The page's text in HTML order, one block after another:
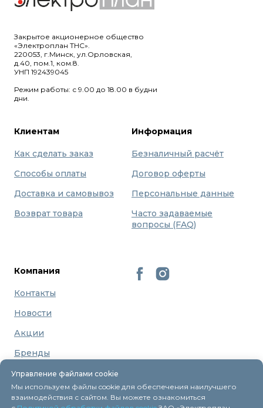
Управление файлами cookie
Мы используем файлы cookie для обеспечения наилучшего
взаимодействия с сайтом. Вы можете ознакомиться
Закрытое акционерное общество
«Электроплан ТНС».
220053, г.Минск, ул.Орловская,
д.40, пом.1, ком.8.
УНП 192439045
Режим работы: с 9.00 до 18.00 в будни
дни.
Клиентам
Как сделать заказ
Способы оплаты
Доставка и самовывоз
Возврат товара
Информация
Безналичный расчёт
Договор оферты
Персональные данные
Часто задаваемые
вопросы (FAQ)
Компания
Контакты
Новости
Акции
Бренды
О нас